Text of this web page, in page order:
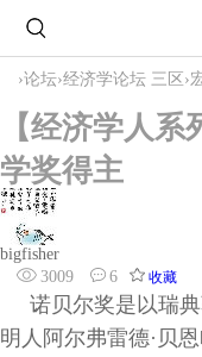
›论坛›经济学论坛 三区 ›
【经济学人
学奖得主
bigfisher
3009
6 收藏
诺贝尔奖是以瑞
明人阿尔弗雷德·贝